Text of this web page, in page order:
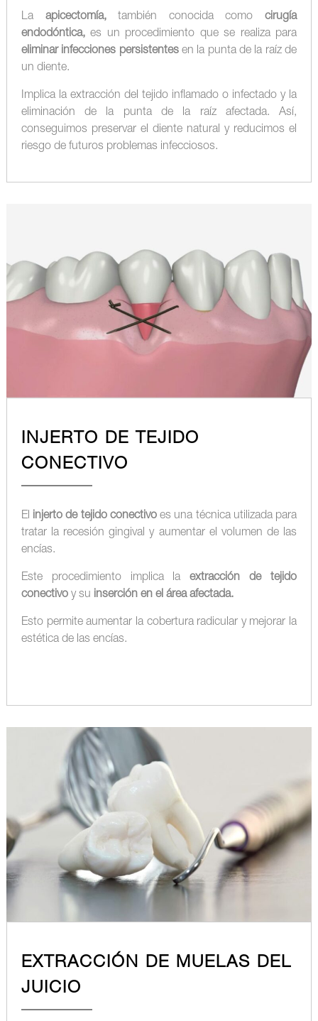
La apicectomía,también conocida comocirugía
endodóntica,es un procedimiento que se realiza para
eliminar infecciones persistentesen la punta de la raíz de
un diente.
Implica la extracción del tejido inflamado o infectado y la
eliminación de la punta de la raíz afectada. Así,
conseguimos preservar el diente natural y reducimos el
riesgo de futuros problemas infecciosos.
INJERTO DE TEJIDO
CONECTIVO
El injerto de tejido conectivoes una técnica utilizada para
tratar la recesión gingival y aumentar el volumen de las
encías.
Este procedimiento implica laextracción de tejido
conectivoy su inserción en el área afectada.
Esto permite aumentar la cobertura radicular y mejorar la
estética de las encías.
EXTRACCIÓN DE MUELAS DEL
JUICIO